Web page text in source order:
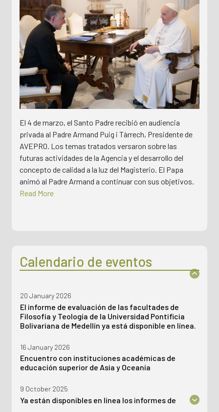
El 4 de marzo, el Santo Padre recibió en audiencia
privada al Padre Armand Puig i Tàrrech, Presidente de
AVEPRO. Los temas tratados versaron sobre las
futuras actividades de la Agencia y el desarrollo del
concepto de calidad a la luz del Magisterio. El Papa
animó al Padre Armand a continuar con sus objetivos.
Read More
Calendario de eventos
Encuentro con las inst. académicas eclesiásticas
de ed. sup. de América del N.
20 January 2026
El informe de evaluación de las facultades de
Filosofía y Teología de la Universidad Pontificia
Bolivariana de Medellín ya está disponible en línea.
16 January 2026
Encuentro con instituciones académicas de
educación superior de Asia y Oceanía
9 October 2025
Ya están disponibles en línea los informes de